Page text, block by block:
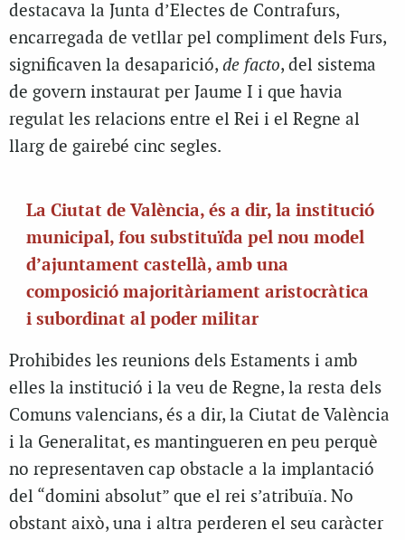
destacava la Junta d’Electes de Contrafurs,
encarregada de vetllar pel compliment dels Furs,
significaven la desaparició, de facto, del sistema
de govern instaurat per Jaume I i que havia
regulat les relacions entre el Rei i el Regne al
llarg de gairebé cinc segles.
La Ciutat de València, és a dir, la institució
municipal, fou substituïda pel nou model
d’ajuntament castellà, amb una
composició majoritàriament aristocràtica
i subordinat al poder militar
Prohibides les reunions dels Estaments i amb
elles la institució i la veu de Regne, la resta dels
Comuns valencians, és a dir, la Ciutat de València
i la Generalitat, es mantingueren en peu perquè
no representaven cap obstacle a la implantació
del “domini absolut” que el rei s’atribuïa. No
obstant això, una i altra perderen el seu caràcter